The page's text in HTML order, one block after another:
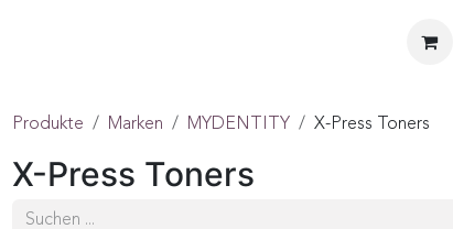
Produkte Marken MYDENTITY X-Press Toners
X-Press Toners